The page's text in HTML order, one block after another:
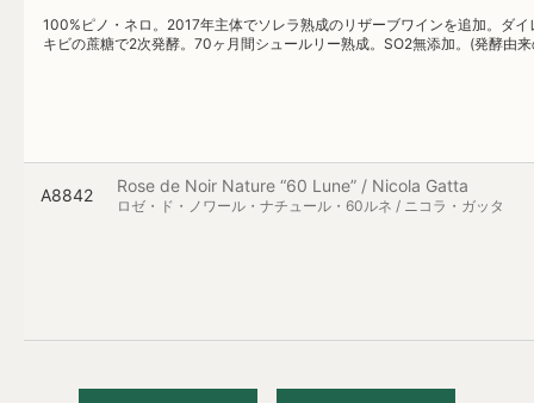
100%ピノ・ネロ。2017年主体でソレラ熟成のリザーブワインを追加。ダ
キビの蔗糖で2次発酵。70ヶ月間シュールリー熟成。SO2無添加。(発酵由
A8842 Rose de Noir Nature “60 Lune” / Nicola Gatta
ロゼ・ド・ノワール・ナチュール・60ルネ / ニコラ・ガッタ